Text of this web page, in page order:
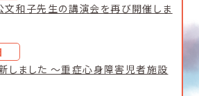
和子先生の講演会を再び開催しま
しました ～重症心身障害児者施設